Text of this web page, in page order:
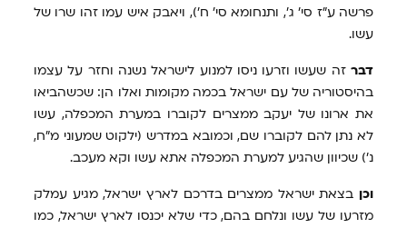
פרשה ע"ז סי' ג', ותנחומא סי' ח'), ויאבק איש עמו זהו שרו של
עשו.
דבר זה שעשו וזרעו ניסו למנוע לישראל נשנה וחזר על עצמו
בהיסטוריה של עם ישראל בכמה מקומות ואלו הן: שכשהביאו
את ארונו של יעקב ממצרים לקוברו במערת המכפלה, עשו
לא נתן להם לקוברו שם, וכמובא במדרש (ילקוט שמעוני מ"ח,
נ') שכיוון שהגיע למערת המכפלה אתא עשו וקא מעכב.
וכן בצאת ישראל ממצרים בדרכם לארץ ישראל, מגיע עמלק
מזרעו של עשו ונלחם בהם, כדי שלא יכנסו לארץ ישראל, כמו